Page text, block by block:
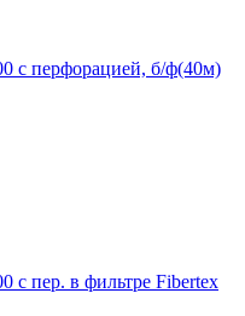
с перфорацией, б/ф(40м)
с пер. в фильтре Fibertex